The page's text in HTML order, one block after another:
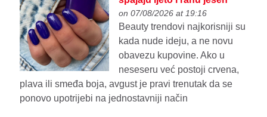
on 07/08/2026 at 19:16
Beauty trendovi najkorisniji su
kada nude ideju, a ne novu
obavezu kupovine. Ako u
neseseru već postoji crvena,
plava ili smeđa boja, avgust je pravi trenutak da se
ponovo upotrijebi na jednostavniji način